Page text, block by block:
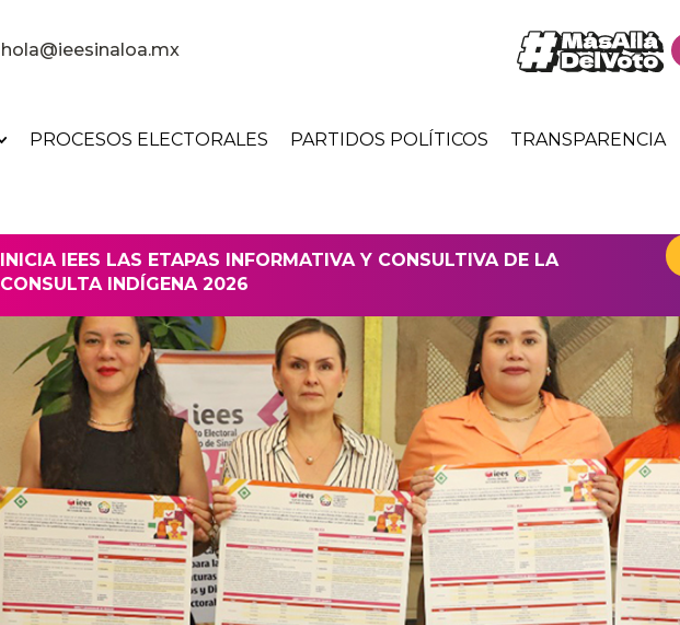
hola@ieesinaloa.mx
PROCESOS ELECTORALES PARTIDOS POLÍTICOS TRANSPARENCIA
INICIA IEES LAS ETAPAS INFORMATIVA Y CONSULTIVA DE LA
CONSULTA INDÍGENA 2026